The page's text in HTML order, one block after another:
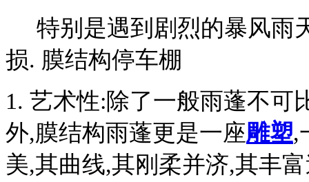
特别是遇到剧烈的暴风雨
损. 膜结构停车棚
1. 艺术性:除了一般雨蓬不可
外,膜结构雨蓬更是一座雕塑,
美,其曲线,其刚柔并济,其丰